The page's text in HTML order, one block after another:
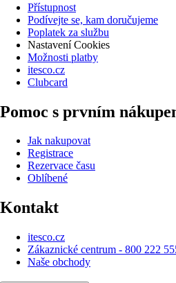
Přístupnost
Podívejte se, kam doručujeme
Poplatek za službu
Nastavení Cookies
Možnosti platby
itesco.cz
Clubcard
Pomoc s prvním
Jak nakupovat
Registrace
Rezervace času
Oblíbené
Kontakt
itesco.cz
Zákaznické centrum - 800 222
Naše obchody